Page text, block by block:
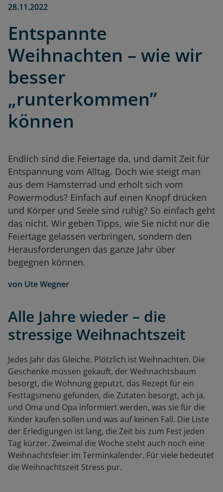
28.11.2022
Entspannte
Weihnachten – wie wir
besser
„runterkommen”
können
Endlich sind die Feiertage da, und damit Zeit für
Entspannung vom Alltag. Doch wie steigt man
aus dem Hamsterrad und erholt sich vom
Powermodus? Einfach auf einen Knopf drücken
und Körper und Seele sind ruhig? So einfach geht
das nicht. Wir geben Tipps, wie Sie nicht nur die
Feiertage gelassen verbringen, sondern den
Herausforderungen das ganze Jahr über
begegnen können.
von Ute Wegner
Alle Jahre wieder – die
stressige Weihnachtszeit
Jedes Jahr das Gleiche. Plötzlich ist Weihnachten. Die
Geschenke müssen gekauft, der Weihnachtsbaum
besorgt, die Wohnung geputzt, das Rezept für ein
Festtagsmenü gefunden, die Zutaten besorgt, ach ja,
und Oma und Opa informiert werden, was sie für die
Kinder kaufen sollen und was auf keinen Fall. Die Liste
der Erledigungen ist lang, die Zeit bis zum Fest jeden
Tag kürzer. Zweimal die Woche steht auch noch eine
Weihnachtsfeier im Terminkalender. Für viele bedeutet
die Weihnachtszeit Stress pur.